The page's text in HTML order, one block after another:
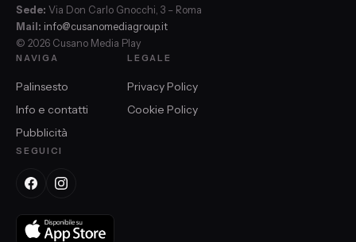
Sede: Via Don Carlo Gnocchi, 3 – Roma
Mail: info@cusanomediagroup.it
© 2026 Cusano Media Play
NAVIGA
Palinsesto
Info e contatti
Pubblicità
LEGALE
Privacy Policy
Cookie Policy
SEGUICI